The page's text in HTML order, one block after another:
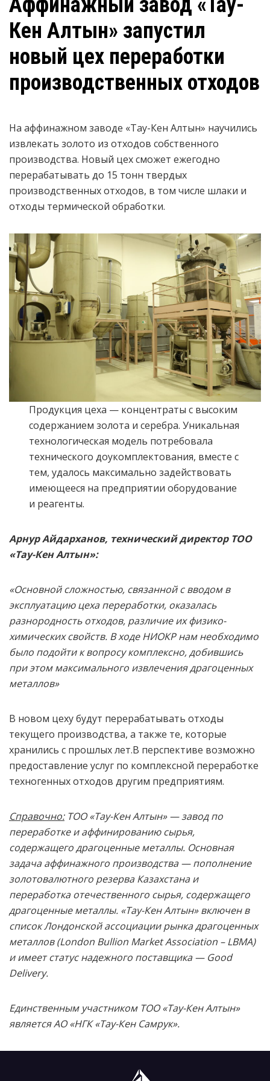
Кен Алтын» запустил
новый цех переработки
производственных отходов
На аффинажном заводе «Тау-Кен Алтын» научились
извлекать золото из отходов собственного
производства. Новый цех сможет ежегодно
перерабатывать до 15 тонн твердых
производственных отходов, в том числе шлаки и
отходы термической обработки.
Продукция цеха — концентраты с высоким
содержанием золота и серебра. Уникальная
технологическая модель потребовала
технического доукомплектования, вместе с
тем, удалось максимально задействовать
имеющееся на предприятии оборудование
и реагенты.
Арнур Айдарханов, технический директор ТОО
«Тау-Кен Алтын»:
«Основной сложностью, связанной с вводом в
эксплуатацию цеха переработки, оказалась
разнородность отходов, различие их физико-
химических свойств. В ходе НИОКР нам необходимо
было подойти к вопросу комплексно, добившись
при этом максимального извлечения драгоценных
металлов»
В новом цеху будут перерабатывать отходы
текущего производства, а также те, которые
хранились с прошлых лет.В перспективе возможно
предоставление услуг по комплексной переработке
техногенных отходов другим предприятиям.
Справочно:ТОО «Тау-Кен Алтын» — завод по
переработке и аффинированию сырья,
содержащего драгоценные металлы. Основная
задача аффинажного производства — пополнение
золотовалютного резерва Казахстана и
переработка отечественного сырья, содержащего
драгоценные металлы. «Тау-Кен Алтын» включен в
список Лондонской ассоциации рынка драгоценных
металлов (London Bullion Market Association – LBMA)
и имеет статус надежного поставщика — Good
Delivery.
Единственным участником ТОО «Тау-Кен Алтын»
является АО «НГК «Тау-Кен Самрук».